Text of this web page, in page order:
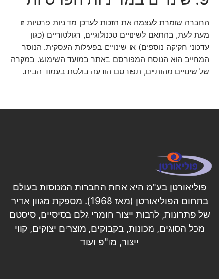
החברה שומרת לעצמה את הזכות לעדכן מדיניות פרטיות זו
מעת לעת, בהתאם לשינויים טכנולוגיים, רגולטוריים (כגון
עדכוני חקיקה נוספים) או שינויים בפעילות העסקית. הנוסח
המחייב הוא הנוסח המפורסם באתר במועד השימוש. במקרה
של שינויים מהותיים, תפורסם הודעה בולטת בעמוד הבית.
פוליאורטן בע"מ היא אחת החברות המנוסות בעולם
בתחום הפוליאורטן (מאז 1968). מספקת מגוון אדיר
של פתרונות, לרבות ייצור חומרי גלם בסיסיים, סיסטם
מכל הסוגים, מכונות, בקבוקים, מוצרים יצוקים, קווי
ייצור, מו"פ ועוד